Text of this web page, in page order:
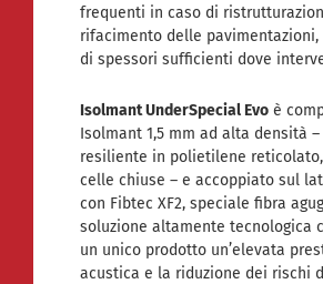
frequenti in caso di
rifacimento delle pavimentazioni,
di spessori sufficienti dove
Isolmant UnderSpecial Evo è
Isolmant 1,5 mm ad alta densità
resiliente in polietilene
celle chiuse – e accoppiato sul
con Fibtec XF2, speciale fibra
soluzione altamente tecnologica
un unico prodotto un’elevata
acustica e la riduzione dei rischi